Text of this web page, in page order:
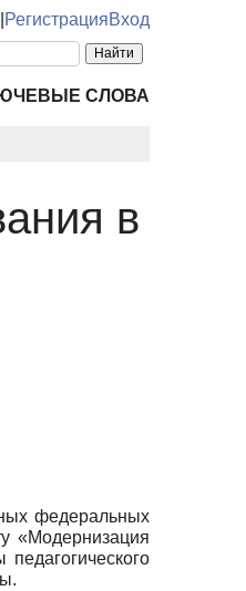
РегистрацияВход
СЛОВА
в
федеральных
«Модернизация